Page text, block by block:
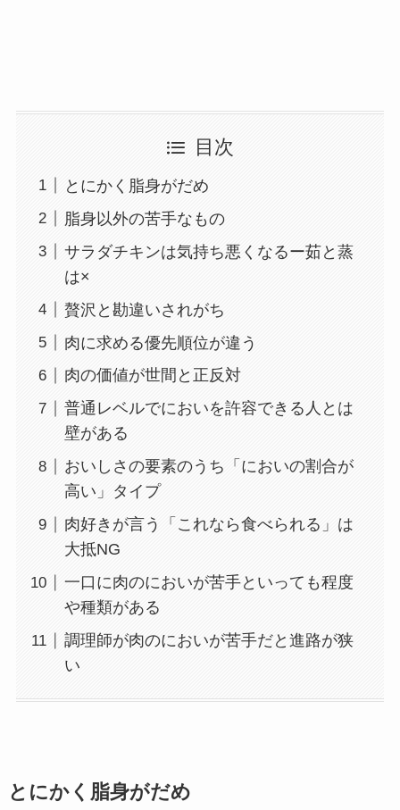
目次
とにかく脂身がだめ
脂身以外の苦手なもの
サラダチキンは気持ち悪くなるー茹と蒸
は×
贅沢と勘違いされがち
肉に求める優先順位が違う
肉の価値が世間と正反対
普通レベルでにおいを許容できる人とは
壁がある
おいしさの要素のうち「においの割合が
高い」タイプ
肉好きが言う「これなら食べられる」は
大抵NG
一口に肉のにおいが苦手といっても程度
や種類がある
調理師が肉のにおいが苦手だと進路が狭
い
とにかく脂身がだめ